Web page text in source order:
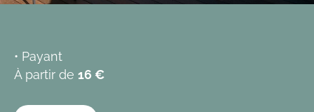
• Payant
À partir de 16 €